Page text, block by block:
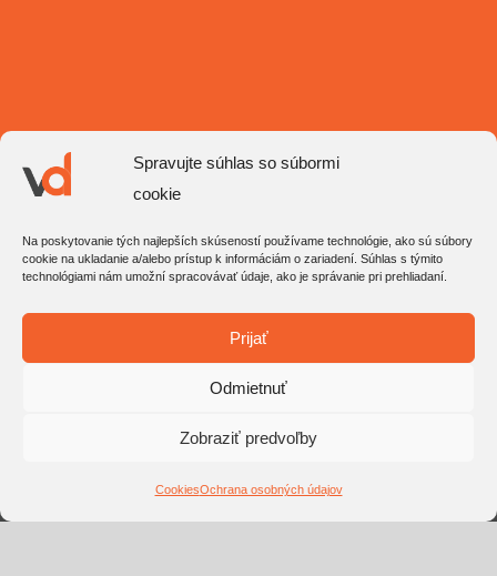
Spravujte súhlas so súbormi
cookie
Na poskytovanie tých najlepších skúseností používame technológie, ako sú súbory
cookie na ukladanie a/alebo prístup k informáciám o zariadení. Súhlas s týmito
technológiami nám umožní spracovávať údaje, ako je správanie pri prehliadaní.
Prijať
Odmietnuť
Zobraziť predvoľby
CookiesOchrana osobných údajov
info@stavebniny-vd.sk
STAVEBNINY-VDVeľké Dvorany 120, 956